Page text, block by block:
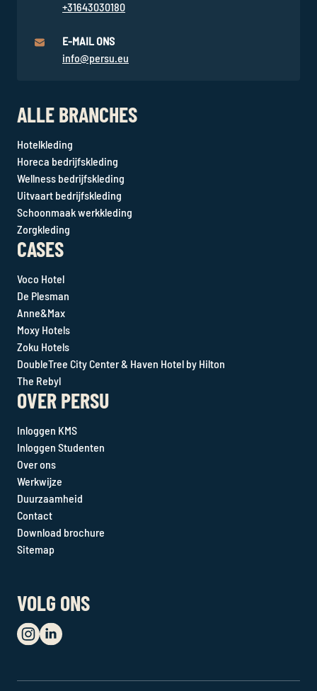
+31643030180
E-MAIL ONS
info@persu.eu
ALLE BRANCHES
Hotelkleding
Horeca bedrijfskleding
Wellness bedrijfskleding
Uitvaart bedrijfskleding
Schoonmaak werkkleding
Zorgkleding
CASES
Voco Hotel
De Plesman
Anne&Max
Moxy Hotels
Zoku Hotels
DoubleTree City Center & Haven Hotel by Hilton
The Rebyl
OVER PERSU
Inloggen KMS
Inloggen Studenten
Over ons
Werkwijze
Duurzaamheid
Contact
Download brochure
Sitemap
VOLG ONS